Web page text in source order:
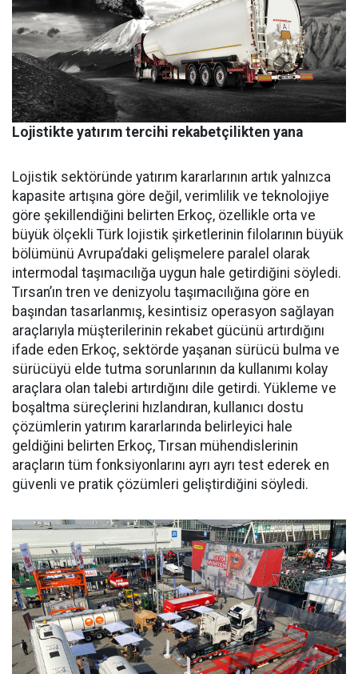
Lojistikte yatırım tercihi rekabetçilikten yana
Lojistik sektöründe yatırım ka­rarlarının artık yalnızca
kapasi­te artışına göre değil, verimlilik ve teknolojiye
göre şekillendiği­ni belirten Erkoç, özellikle orta ve
büyük ölçekli Türk lojistik şirket­lerinin filolarının büyük
bölümü­nü Avrupa’daki gelişmelere para­lel olarak
intermodal taşımacılı­ğa uygun hale getirdiğini söyledi.
Tırsan’ın tren ve denizyolu taşı­macılığına göre en
başından ta­sarlanmış, kesintisiz operasyon sağlayan
araçlarıyla müşterile­rinin rekabet gücünü artırdığını
ifade eden Erkoç, sektörde yaşa­nan sürücü bulma ve
sürücüyü el­de tutma sorunlarının da kullanı­mı kolay
araçlara olan talebi ar­tırdığını dile getirdi. Yükleme ve
boşaltma süreçlerini hızlandıran, kullanıcı dostu
çözümlerin yatı­rım kararlarında belirleyici hale
geldiğini belirten Erkoç, Tırsan mühendislerinin
araçların tüm fonksiyonlarını ayrı ayrı test ede­rek en
güvenli ve pratik çözümleri geliştirdiğini söyledi.